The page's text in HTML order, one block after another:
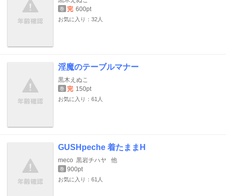
巻 完 600pt
お気に入り：32人
淫魔のテーブルマナー
黒木えぬこ
巻 完 150pt
お気に入り：61人
GUSHpeche 着たままH
meco 黒岩チハヤ 他
巻 900pt
お気に入り：61人